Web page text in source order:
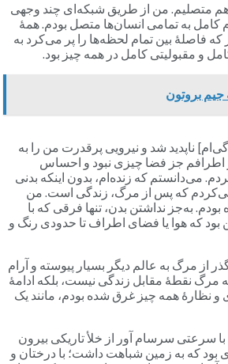
متصلیم. من از طریق شبکه‌ای چند وجهی
کامل به تمامی انسان‌ها متصل بودم. همۀ
که فاصلۀ بین تمام لحظه‌ها را پر می‌کرد به
و مقبولیتی کامل در همه چیز بود.
جیم بروتون
ناپدید شد و نیرویی پرقدرت من را به
جز فضا چیزی نبود و احساس
می‌دانستم که زنده‌ام، بدون اینکه بدنی
که پس از مرگ، زندگی است. من
به‌جز نداشتن بدن، تنها فرقی که با
که هوا یا فضای اطراف تا حدودی رنگ و
از مرگ به عالم دیگر بسیار پیوسته و آرام
نقطۀ مقابل زندگی نیست، بلکه ادامۀ
نظارۀ همه چیز غرق شده بودم، مانند یک
سرسام آور از خلأ تاریکی بیرون
بود که به زمین شباهت داشت؛ با درختان و